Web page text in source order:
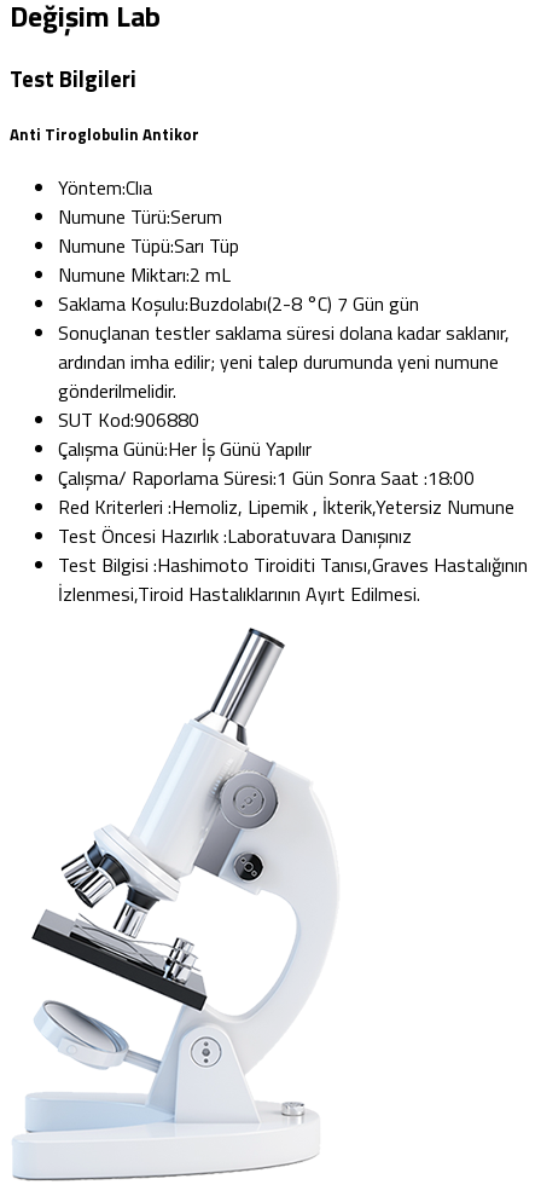
Değişim Lab
Test Bilgileri
Anti Tiroglobulin Antikor
Yöntem:Clıa
Numune Türü:Serum
Numune Tüpü:Sarı Tüp
Numune Miktarı:2 mL
Saklama Koşulu:Buzdolabı(2-8 °C) 7 Gün gün
Sonuçlanan testler saklama süresi dolana kadar saklanır,
ardından imha edilir; yeni talep durumunda yeni numune
gönderilmelidir.
SUT Kod:906880
Çalışma Günü:Her İş Günü Yapılır
Çalışma/ Raporlama Süresi:1 Gün Sonra Saat :18:00
Red Kriterleri :Hemoliz, Lipemik , İkterik,Yetersiz Numune
Test Öncesi Hazırlık :Laboratuvara Danışınız
Test Bilgisi :Hashimoto Tiroiditi Tanısı,Graves Hastalığının
İzlenmesi,Tiroid Hastalıklarının Ayırt Edilmesi.